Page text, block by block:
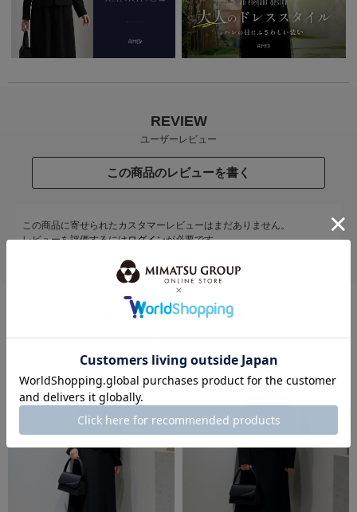
REVIEW
ユーザーレビュー
この商品のレビューを書く
この商品に寄せられたカスタマーレビューはまだありません。
レビューを評価するにはログインが必要です。
STAFF COODENATE